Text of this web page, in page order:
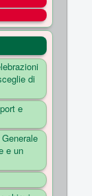
di
e
e un